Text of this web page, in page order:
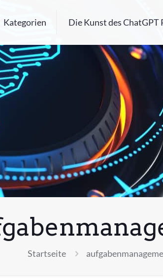
Kategorien Die Kunst des ChatGPT
Startseite